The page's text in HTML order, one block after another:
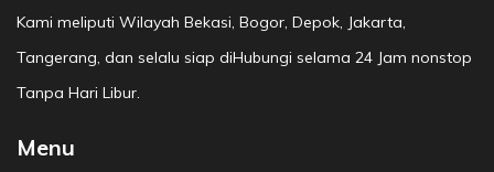
Kami meliputi Wilayah Bekasi, Bogor, Depok, Jakarta,
Tangerang, dan selalu siap diHubungi selama 24 Jam nonstop
Tanpa Hari Libur.
Menu